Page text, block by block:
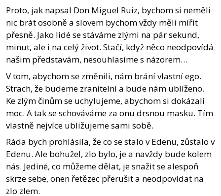
Proto, jak napsal Don Miguel Ruiz, bychom si neměli
nic brát osobně a slovem bychom vždy měli mířit
přesně. Jako lidé se stáváme zlými na pár sekund,
minut, ale i na celý život. Stačí, když něco neodpovídá
našim představám, nesouhlasíme s názorem…
V tom, abychom se změnili, nám brání vlastní ego.
Strach, že budeme zranitelní a bude nám ublíženo.
Ke zlým činům se uchylujeme, abychom si dokázali
moc. A tak se schováváme za onu drsnou masku. Tím
vlastně nejvíce ubližujeme sami sobě.
Ráda bych prohlásila, že co se stalo v Edenu, zůstalo v
Edenu. Ale bohužel, zlo bylo, je a navždy bude kolem
nás. Jediné, co můžeme dělat, je snažit se alespoň
skrze sebe, onen řetězec přerušit a neodpovídat na
zlo zlem.